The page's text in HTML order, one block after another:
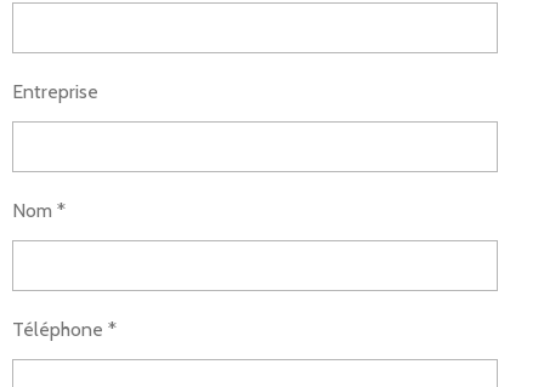
Entreprise
Nom *
Téléphone *